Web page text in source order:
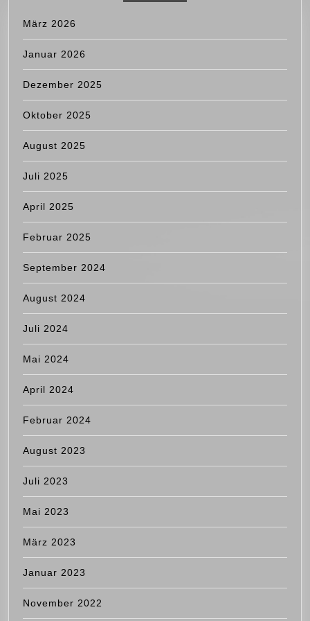
März 2026
Januar 2026
Dezember 2025
Oktober 2025
August 2025
Juli 2025
April 2025
Februar 2025
September 2024
August 2024
Juli 2024
Mai 2024
April 2024
Februar 2024
August 2023
Juli 2023
Mai 2023
März 2023
Januar 2023
November 2022